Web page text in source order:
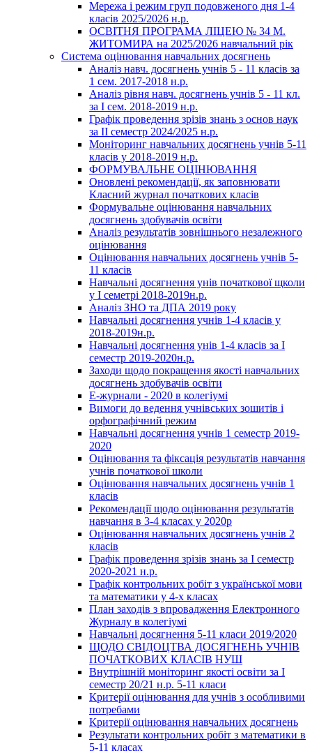
Мережа і режим груп подовженого дня 1-4
класів 2025/2026 н.р.
ОСВІТНЯ ПРОГРАМА ЛІЦЕЮ № 34 М.
ЖИТОМИРА на 2025/2026 навчальний рік
Система оцінювання навчальних досягнень
Аналіз навч. досягнень учнів 5 - 11 класів за
1 сем. 2017-2018 н.р.
Аналіз рівня навч. досягнень учнів 5 - 11 кл.
за І сем. 2018-2019 н.р.
Графік проведення зрізів знань з основ наук
за ІІ семестр 2024/2025 н.р.
Моніторинг навчальних досягнень учнів 5-11
класів у 2018-2019 н.р.
ФОРМУВАЛЬНЕ ОЦІНЮВАННЯ
Оновлені рекомендації, як заповнювати
Класний журнал початкових класів
Формувальне оцінювання навчальних
досягнень здобувачів освіти
Аналіз результатів зовнішнього незалежного
оцінювання
Оцінювання навчальних досягнень учнів 5-
11 класів
Навчальні досягнення унів початкової щколи
у І семетрі 2018-2019н.р.
Аналіз ЗНО та ДПА 2019 року
Навчальні досягнення учнів 1-4 класів у
2018-2019н.р.
Навчальні досягнення унів 1-4 класів за І
семестр 2019-2020н.р.
Заходи щодо покращення якості навчальних
досягнень здобувачів освіти
Е-журнали - 2020 в колегіумі
Вимоги до ведення учнівських зошитів і
орфографічний режим
Навчальні досягнення учнів 1 семестр 2019-
2020
Оцінювання та фіксація результатів навчання
учнів початкової школи
Оцінювання навчальних досягнень учнів 1
класів
Рекомендації щодо оцінювання результатів
навчання в 3-4 класах у 2020р
Оцінювання навчальних досягнень учнів 2
класів
Графік проведення зрізів знань за І семестр
2020-2021 н.р.
Графік контрольних робіт з української мови
та математики у 4-х класах
План заходів з впровадження Електронного
Журналу в колегіумі
Навчальні досягнення 5-11 класи 2019/2020
ЩОДО СВІДОЦТВА ДОСЯГНЕНЬ УЧНІВ
ПОЧАТКОВИХ КЛАСІВ НУШ
Внутрішній моніторинг якості освіти за І
семестр 20/21 н.р. 5-11 класи
Критерії оцінювання для учнів з особливими
потребами
Критерії оцінювання навчальних досягнень
Результати контрольних робіт з математики в
5-11 класах